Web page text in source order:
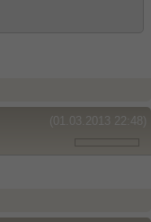
(01.03.2013 22:48)